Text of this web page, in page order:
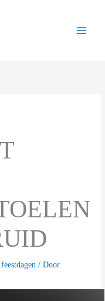
,feestdagen / Door